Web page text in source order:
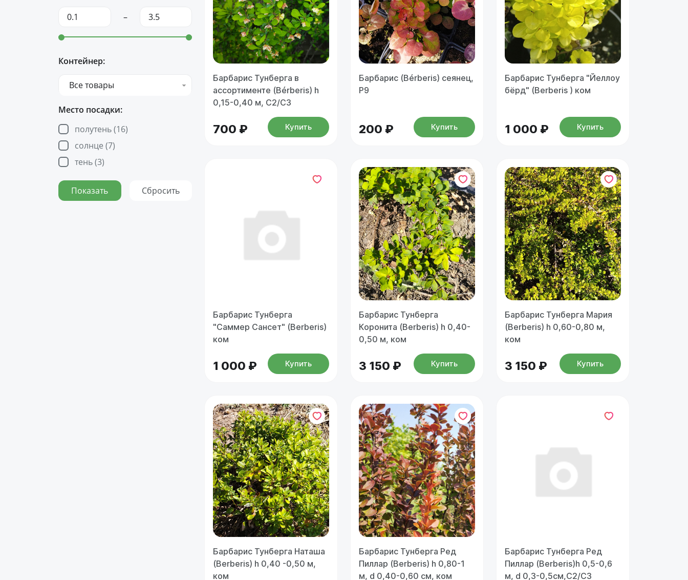
–
Контейнер:
Все товары
Место посадки:
полутень (16)
солнце (7)
тень (3)
Барбарис Тунберга в
ассортименте (Bérberis) h
0,15-0,40 м, С2/С3
700 ₽ Купить
Барбарис (Bérberis) сеянец,
Р9
200 ₽ Купить
Барбарис Тунберга "Йеллоу
бёрд" (Berberis ) ком
1 000 ₽ Купить
Барбарис Тунберга
"Саммер Сансет" (Berberis)
ком
1 000 ₽ Купить
Барбарис Тунберга
Коронита (Berberis) h 0,40-
0,50 м, ком
3 150 ₽ Купить
Барбарис Тунберга Мария
(Berberis) h 0,60-0,80 м,
ком
3 150 ₽ Купить
Барбарис Тунберга Наташа
(Berberis) h 0,40 -0,50 м,
ком
Барбарис Тунберга Ред
Пиллар (Berberis) h 0,80-1
м, d 0,40-0,60 см, ком
Барбарис Тунберга Ред
Пиллар (Berberis)h 0,5-0,6
м, d 0,3-0,5см,С2/С3